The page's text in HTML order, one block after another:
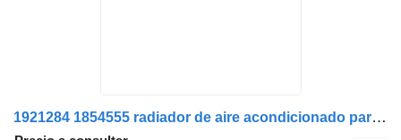
1921284 1854555 radiador de aire acondicionado para Scania camión